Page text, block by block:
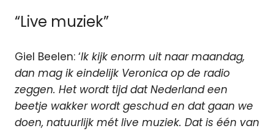
“Live muziek”
Giel Beelen: ‘Ik kijk enorm uit naar maandag,
dan mag ik eindelijk Veronica op de radio
zeggen. Het wordt tijd dat Nederland een
beetje wakker wordt geschud en dat gaan we
doen, natuurlijk mét live muziek. Dat is één van